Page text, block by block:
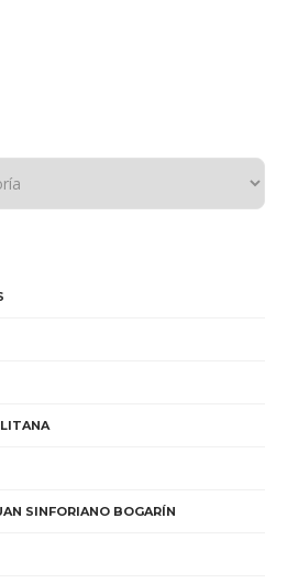
SINFORIANO BOGARÍN